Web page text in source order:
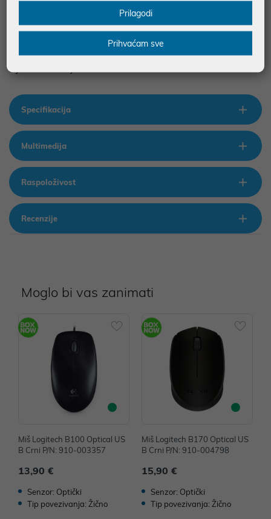
• Lenovo DC Travel Adapter
• Priključak: USB Type-C
• Jamstvo: 12 mjeseci
Specifikacija
Multimedija
Raspoloživost
Recenzije
Moglo bi vas zanimati
Miš Logitech B100 Optical US
B Crni P/N: 910-003357
13,90 €
Senzor: Optički
Tip povezivanja: Žično
Miš Logitech B170 Optical US
B Crni P/N: 910-004798
15,90 €
Senzor: Optički
Tip povezivanja: Žično
Prilagodi
Prihvaćam sve